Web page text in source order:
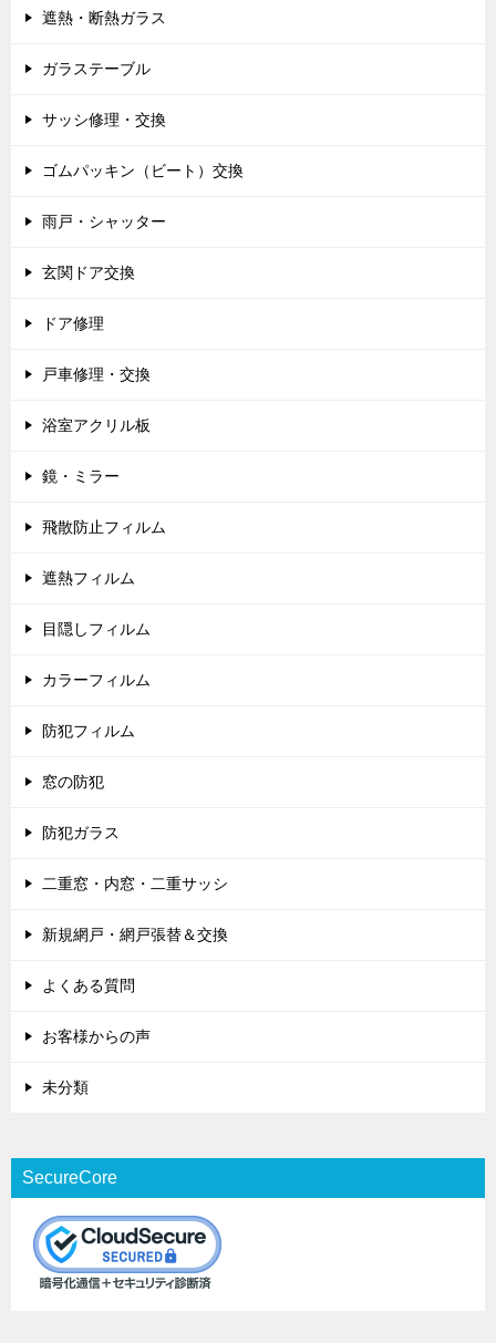
遮熱・断熱ガラス
ガラステーブル
サッシ修理・交換
ゴムパッキン（ビート）交換
雨戸・シャッター
玄関ドア交換
ドア修理
戸車修理・交換
浴室アクリル板
鏡・ミラー
飛散防止フィルム
遮熱フィルム
目隠しフィルム
カラーフィルム
防犯フィルム
窓の防犯
防犯ガラス
二重窓・内窓・二重サッシ
新規網戸・網戸張替＆交換
よくある質問
お客様からの声
未分類
SecureCore